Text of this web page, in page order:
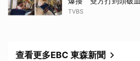
TVBS
查看更多EBC 東森新聞